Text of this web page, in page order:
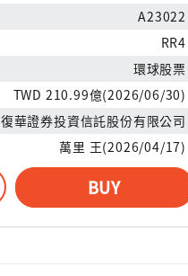
A23022
RR4
環球股票
TWD 210.99億(2026/06/30)
復華證券投資信託股份有限公司
萬里 王(2026/04/17)
BUY